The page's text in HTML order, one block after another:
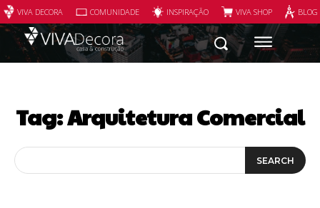
VIVA DECORA COMUNIDADE INSPIRAÇÃO VIVA SHOP
Tag:Arquitetura Comercial
SEARCH